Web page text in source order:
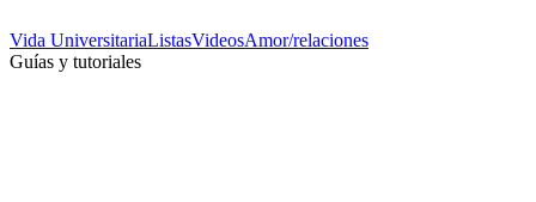
Vida UniversitariaListasVideosAmor/relaciones
Guías y tutoriales